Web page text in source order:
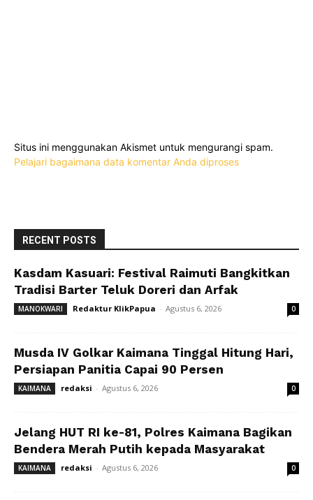
Situs ini menggunakan Akismet untuk mengurangi spam.
Pelajari bagaimana data komentar Anda diproses
RECENT POSTS
Kasdam Kasuari: Festival Raimuti Bangkitkan
Tradisi Barter Teluk Doreri dan Arfak
MANOKWARI Redaktur KlikPapua - Agustus 6, 2026 0
Musda IV Golkar Kaimana Tinggal Hitung Hari,
Persiapan Panitia Capai 90 Persen
KAIMANA redaksi - Agustus 6, 2026 0
Jelang HUT RI ke-81, Polres Kaimana Bagikan
Bendera Merah Putih kepada Masyarakat
KAIMANA redaksi - Agustus 6, 2026 0